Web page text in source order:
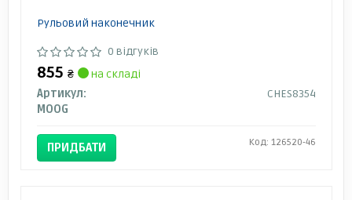
Рульовий наконечник
0 відгуків
855 ₴
на складі
Артикул:
CHES8354
MOOG
ПРИДБАТИ Код: 126520-46